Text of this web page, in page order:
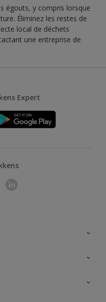
égouts, y compris lorsque
Éliminez les restes de
local de déchets
une entreprise de
Expert